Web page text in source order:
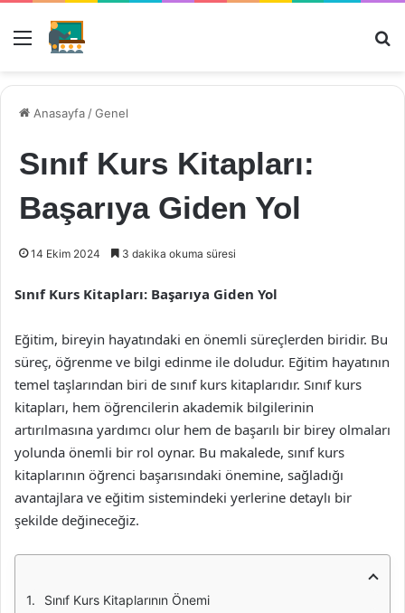
Menü
Anasayfa /Genel
Sınıf Kurs Kitapları:
Başarıya Giden Yol
14 Ekim 2024 3 dakika okuma süresi
Sınıf Kurs Kitapları: Başarıya Giden Yol
Eğitim, bireyin hayatındaki en önemli süreçlerden biridir. Bu
süreç, öğrenme ve bilgi edinme ile doludur. Eğitim hayatının
temel taşlarından biri de sınıf kurs kitaplarıdır. Sınıf kurs
kitapları, hem öğrencilerin akademik bilgilerinin
artırılmasına yardımcı olur hem de başarılı bir birey olmaları
yolunda önemli bir rol oynar. Bu makalede, sınıf kurs
kitaplarının öğrenci başarısındaki önemine, sağladığı
avantajlara ve eğitim sistemindeki yerlerine detaylı bir
şekilde değineceğiz.
Sınıf Kurs Kitaplarının Önemi